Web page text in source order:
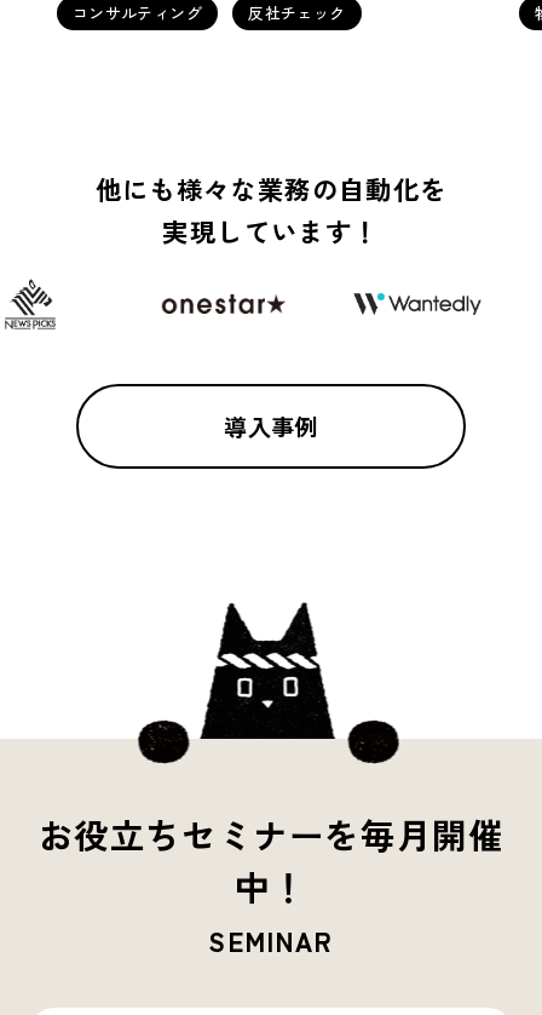
物品賃貸事業 データ連携
他にも様々な業務の自動化を
実現しています！
導入事例
お役立ちセミナーを毎月開催
中！
SEMINAR